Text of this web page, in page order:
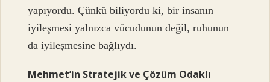
yapıyordu. Çünkü biliyordu ki, bir insanın
iyileşmesi yalnızca vücudunun değil, ruhunun
da iyileşmesine bağlıydı.
Mehmet’in Stratejik ve Çözüm Odaklı